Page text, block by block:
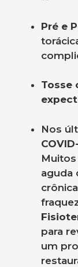
Pré e
Tosse
Nos
aguda
para
um